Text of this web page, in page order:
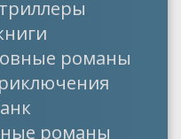
романы
романы